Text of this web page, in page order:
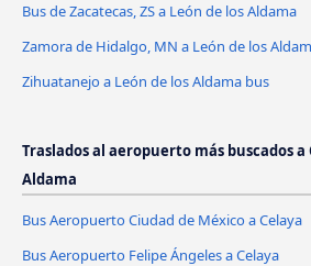
Bus de Zacatecas, ZS a León de los Aldama
Zamora de Hidalgo, MN a León de los
Zihuatanejo a León de los Aldama bus
Traslados al aeropuerto más buscados a
Aldama
Bus Aeropuerto Ciudad de México a Celaya
Bus Aeropuerto Felipe Ángeles a Celaya